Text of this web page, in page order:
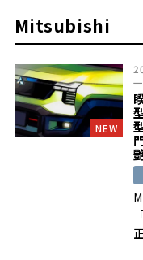
Mitsubishi
NEW